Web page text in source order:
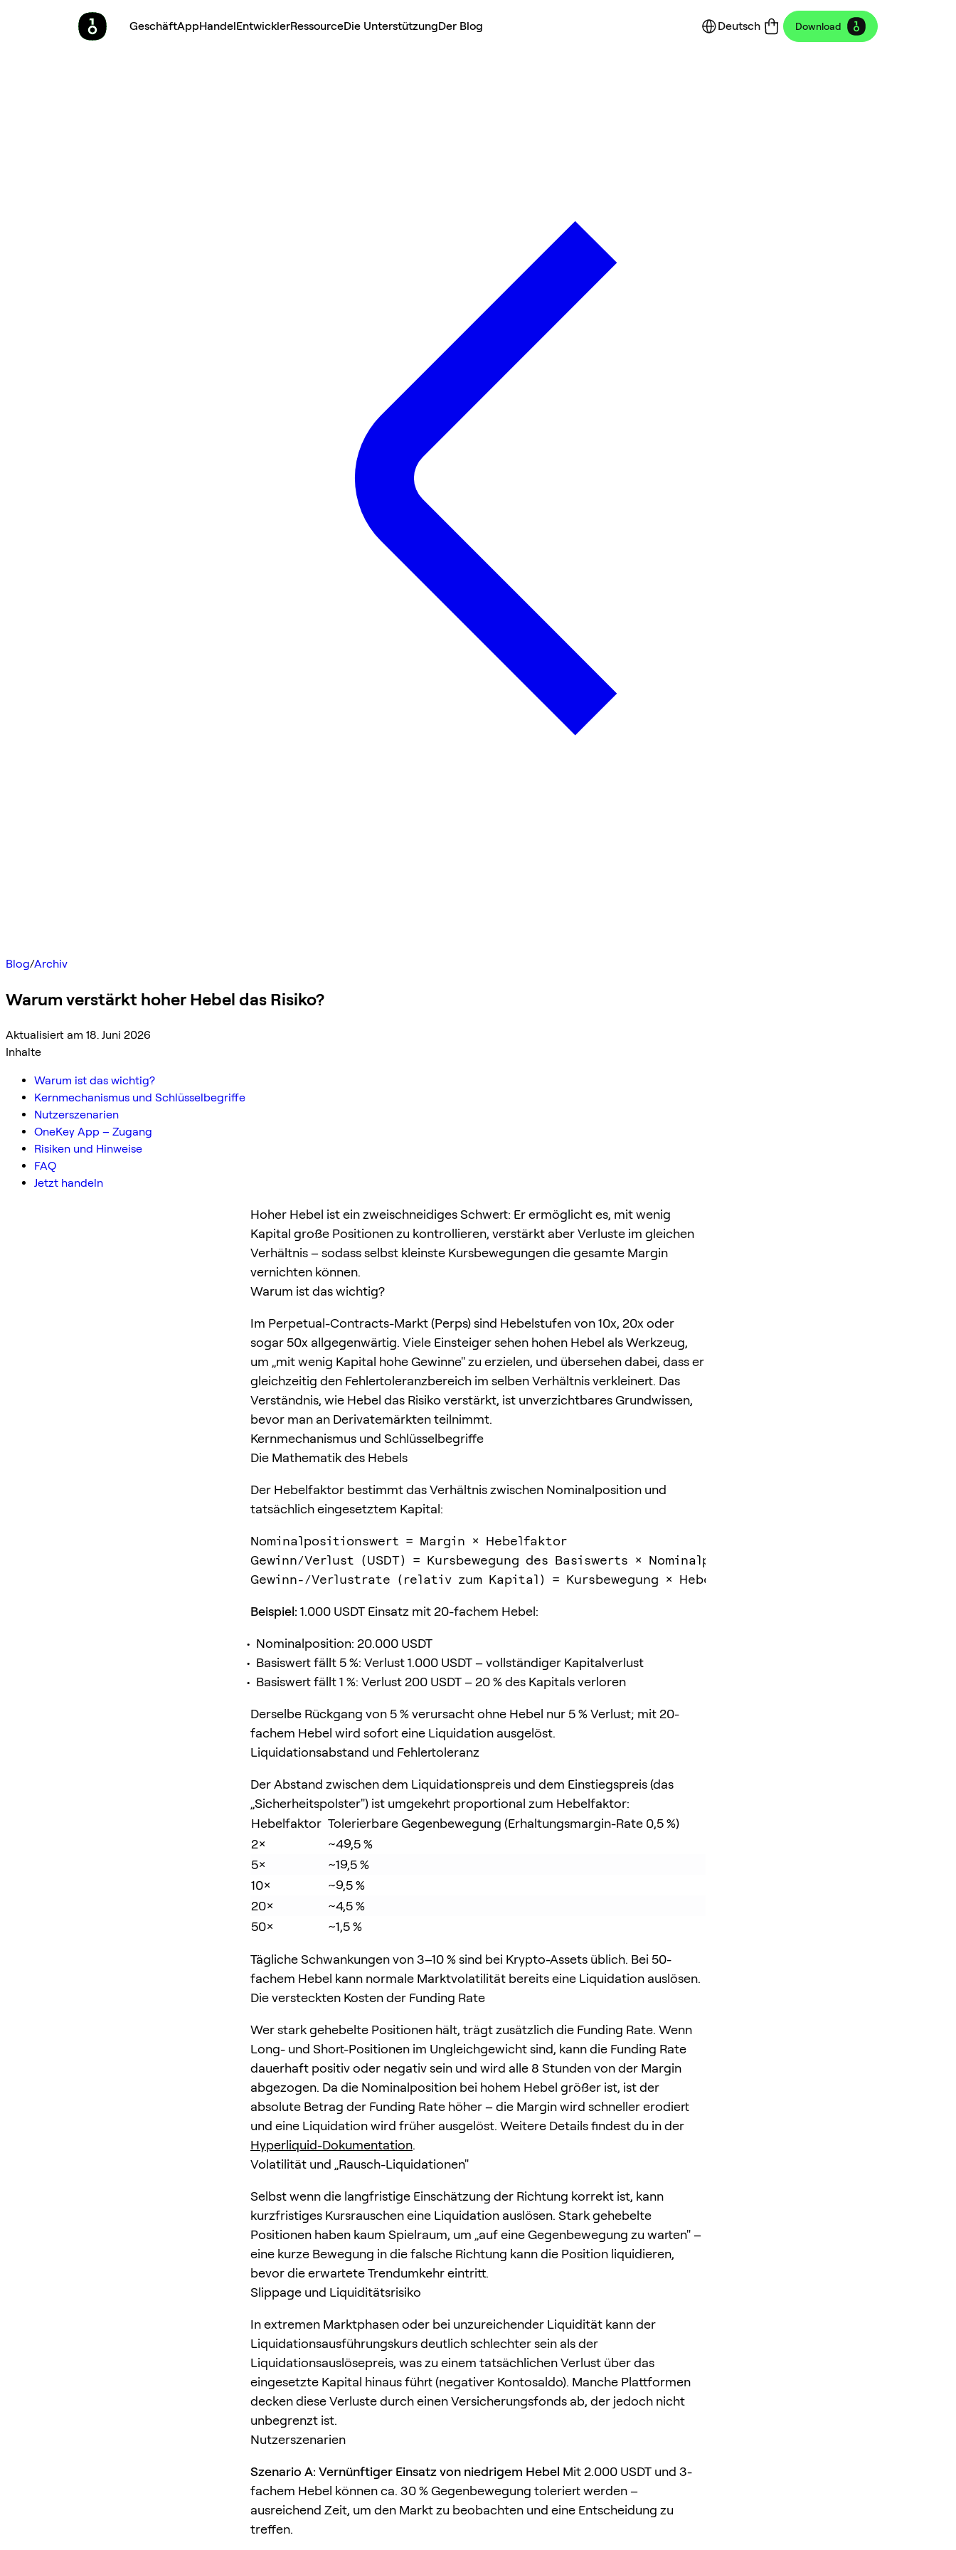
GeschäftAppHandelEntwicklerRessourceDie UnterstützungDer Blog Deutsch Download
Blog/Archiv
Warum verstärkt hoher Hebel das Risiko?
Aktualisiert am 18. Juni 2026
Inhalte
Warum ist das wichtig?
Kernmechanismus und Schlüsselbegriffe
Nutzerszenarien
OneKey App – Zugang
Risiken und Hinweise
FAQ
Jetzt handeln
Hoher Hebel ist ein zweischneidiges Schwert: Er ermöglicht es, mit wenig
Kapital große Positionen zu kontrollieren, verstärkt aber Verluste im gleichen
Verhältnis – sodass selbst kleinste Kursbewegungen die gesamte Margin
vernichten können.
Warum ist das wichtig?
Im Perpetual-Contracts-Markt (Perps) sind Hebelstufen von 10x, 20x oder
sogar 50x allgegenwärtig. Viele Einsteiger sehen hohen Hebel als Werkzeug,
um „mit wenig Kapital hohe Gewinne" zu erzielen, und übersehen dabei, dass er
gleichzeitig den Fehlertoleranzbereich im selben Verhältnis verkleinert. Das
Verständnis, wie Hebel das Risiko verstärkt, ist unverzichtbares Grundwissen,
bevor man an Derivatemärkten teilnimmt.
Kernmechanismus und Schlüsselbegriffe
Die Mathematik des Hebels
Der Hebelfaktor bestimmt das Verhältnis zwischen Nominalposition und
tatsächlich eingesetztem Kapital:
Nominalpositionswert = Margin × Hebelfaktor
Gewinn/Verlust (USDT) = Kursbewegung des Basiswerts × Nominalpositionswert
Beispiel: 1.000 USDT Einsatz mit 20-fachem Hebel:
Nominalposition: 20.000 USDT
Basiswert fällt 5 %: Verlust 1.000 USDT – vollständiger Kapitalverlust
Basiswert fällt 1 %: Verlust 200 USDT – 20 % des Kapitals verloren
Derselbe Rückgang von 5 % verursacht ohne Hebel nur 5 % Verlust; mit 20-
fachem Hebel wird sofort eine Liquidation ausgelöst.
Liquidationsabstand und Fehlertoleranz
Der Abstand zwischen dem Liquidationspreis und dem Einstiegspreis (das
„Sicherheitspolster") ist umgekehrt proportional zum Hebelfaktor:
Hebelfaktor Tolerierbare Gegenbewegung (Erhaltungsmargin-Rate 0,5 %)
2×
~49,5 %
5×
~19,5 %
10×
~9,5 %
20×
~4,5 %
50×
~1,5 %
Tägliche Schwankungen von 3–10 % sind bei Krypto-Assets üblich. Bei 50-
fachem Hebel kann normale Marktvolatilität bereits eine Liquidation auslösen.
Die versteckten Kosten der Funding Rate
Wer stark gehebelte Positionen hält, trägt zusätzlich die Funding Rate. Wenn
Long- und Short-Positionen im Ungleichgewicht sind, kann die Funding Rate
dauerhaft positiv oder negativ sein und wird alle 8 Stunden von der Margin
abgezogen. Da die Nominalposition bei hohem Hebel größer ist, ist der
absolute Betrag der Funding Rate höher – die Margin wird schneller erodiert
und eine Liquidation wird früher ausgelöst. Weitere Details findest du in der
Hyperliquid-Dokumentation.
Volatilität und „Rausch-Liquidationen"
Selbst wenn die langfristige Einschätzung der Richtung korrekt ist, kann
kurzfristiges Kursrauschen eine Liquidation auslösen. Stark gehebelte
Positionen haben kaum Spielraum, um „auf eine Gegenbewegung zu warten" –
eine kurze Bewegung in die falsche Richtung kann die Position liquidieren,
bevor die erwartete Trendumkehr eintritt.
Slippage und Liquiditätsrisiko
In extremen Marktphasen oder bei unzureichender Liquidität kann der
Liquidationsausführungskurs deutlich schlechter sein als der
Liquidationsauslösepreis, was zu einem tatsächlichen Verlust über das
eingesetzte Kapital hinaus führt (negativer Kontosaldo). Manche Plattformen
decken diese Verluste durch einen Versicherungsfonds ab, der jedoch nicht
unbegrenzt ist.
Nutzerszenarien
Szenario A: Vernünftiger Einsatz von niedrigem Hebel Mit 2.000 USDT und 3-
fachem Hebel können ca. 30 % Gegenbewegung toleriert werden –
ausreichend Zeit, um den Markt zu beobachten und eine Entscheidung zu
treffen.